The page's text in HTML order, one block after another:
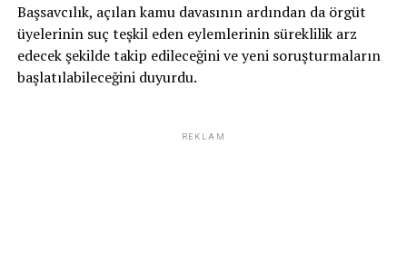
Başsavcılık, açılan kamu davasının ardından da örgüt
üyelerinin suç teşkil eden eylemlerinin süreklilik arz
edecek şekilde takip edileceğini ve yeni soruşturmaların
başlatılabileceğini duyurdu.
REKLAM